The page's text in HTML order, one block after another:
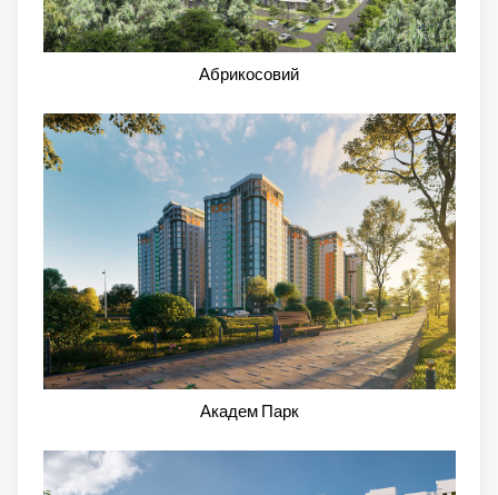
Абрикосовий
Академ Парк